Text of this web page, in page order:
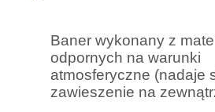
Baner wykonany z
odpornych na warunki
atmosferyczne (nadaje
zawieszenie na